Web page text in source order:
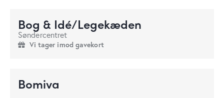
Bog & Idé/Legekæden
Søndercentret
Vi tager imod gavekort
Bomiva